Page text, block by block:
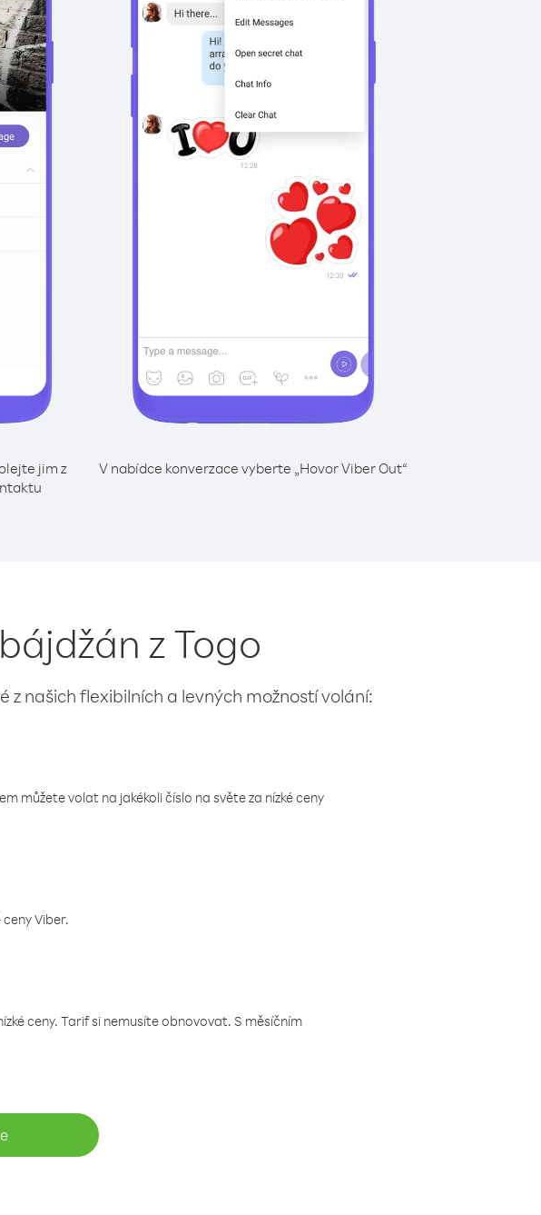
jim z
V nabídce konverzace vyberte „Hovor Viber Out“
z Togo
z našich flexibilních a levných možností volání:
můžete volat na jakékoli číslo na světe za nízké ceny
Viber.
ceny. Tarif si nemusíte obnovovat. S měsíčním